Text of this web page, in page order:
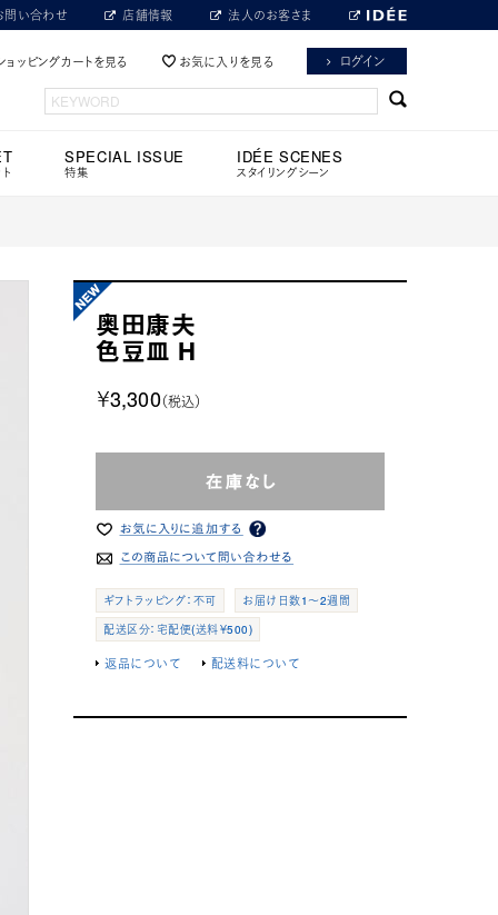
問い合わせ 店舗情報 法人のお客さま
ョッピングカートを見る お気に入りを見る ログイン
SPECIAL ISSUE
特集
IDÉE SCENES
スタイリングシーン
奥田康夫
色豆皿 H
￥3,300（税込）
ギフトラッピング：不可
お届け日数1～2週間
配送区分：宅配便(送料￥500)
返品について 配送料について